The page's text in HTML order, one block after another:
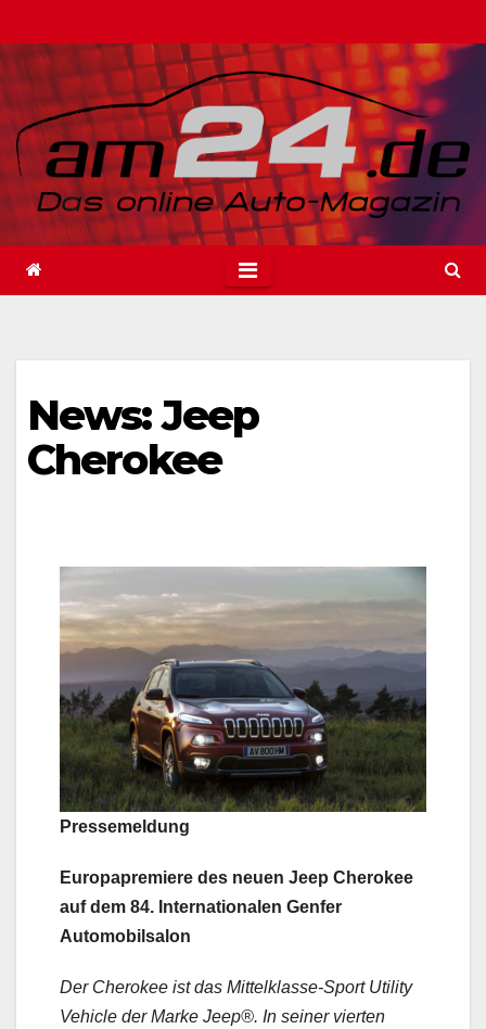
Inhalt
springen
News: Jeep
Cherokee
Pressemeldung
Europapremiere des neuen Jeep Cherokee
auf dem 84. Internationalen Genfer
Automobilsalon
Der Cherokee ist das Mittelklasse-Sport Utility
Vehicle der Marke Jeep®. In seiner vierten